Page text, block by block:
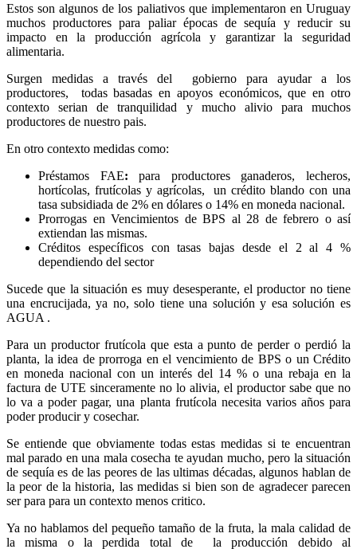
Estos son algunos de los paliativos que implementaron en Uruguay
muchos productores para paliar épocas de sequía y reducir su
impacto en la producción agrícola y garantizar la seguridad
alimentaria.
Surgen medidas a través del gobierno para ayudar a los
productores, todas basadas en apoyos económicos, que en otro
contexto serian de tranquilidad y mucho alivio para muchos
productores de nuestro pais.
En otro contexto medidas como:
Préstamos FAE:para productores ganaderos, lecheros,
hortícolas, frutícolas y agrícolas, un crédito blando con una
tasa subsidiada de 2% en dólares o 14% en moneda nacional.
Prorrogas en Vencimientos de BPS al 28 de febrero o así
extiendan las mismas.
Créditos específicos con tasas bajas desde el 2 al 4 %
dependiendo del sector
Sucede que la situación es muy desesperante, el productor no tiene
una encrucijada, ya no, solo tiene una solución y esa solución es
AGUA .
Para un productor frutícola que esta a punto de perder o perdió la
planta, la idea de prorroga en el vencimiento de BPS o un Crédito
en moneda nacional con un interés del 14 % o una rebaja en la
factura de UTE sinceramente no lo alivia, el productor sabe que no
lo va a poder pagar, una planta frutícola necesita varios años para
poder producir y cosechar.
Se entiende que obviamente todas estas medidas si te encuentran
mal parado en una mala cosecha te ayudan mucho, pero la situación
de sequía es de las peores de las ultimas décadas, algunos hablan de
la peor de la historia, las medidas si bien son de agradecer parecen
ser para para un contexto menos critico.
Ya no hablamos del pequeño tamaño de la fruta, la mala calidad de
la misma o la perdida total de la producción debido al